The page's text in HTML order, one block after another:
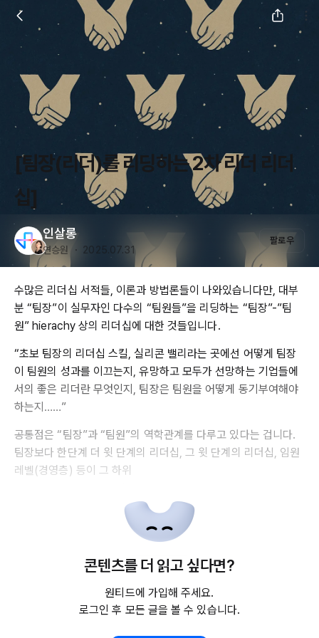
[팀장(리더)를 리딩하는 2차 리더 리더
십]
인살롱
연승원 ・ 2025.07.31
팔로우
수많은 리더십 서적들, 이론과 방법론들이 나와있습니다만, 대부
분 “팀장”이 실무자인 다수의 “팀원들”을 리딩하는 “팀장”-”팀
원” hierachy 상의 리더십에 대한 것들입니다.
“초보 팀장의 리더십 스킬, 실리콘 밸리라는 곳에선 어떻게 팀장
이 팀원의 성과를 이끄는지, 유망하고 모두가 선망하는 기업들에
서의 좋은 리더란 무엇인지, 팀장은 팀원을 어떻게 동기부여해야
하는지……”
공통점은 “팀장”과 “팀원”의 역학관계를 다루고 있다는 겁니다.
팀장보다 한단계 더 윗 단계의 리더십, 그 윗 단계의 리더십, 임원
레벨(경영층) 등이 그 하위
콘텐츠를 더 읽고 싶다면?
원티드에 가입해 주세요.
로그인 후 모든 글을 볼 수 있습니다.